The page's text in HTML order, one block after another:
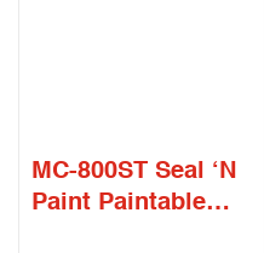
MC-800ST Seal ‘N
Paint Paintable